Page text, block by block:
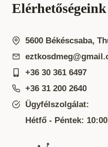
Elérhetőségeink
5600 Békéscsaba,
+36 30 361 6497
+36 31 200 2640
Ügyfélszolgálat:
Hétfő - Péntek: